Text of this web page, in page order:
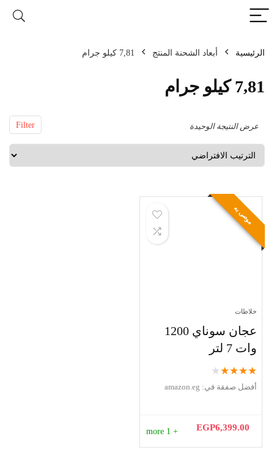
الرئيسية أبعاد الشحنة المنتج 7,81 كيلو جرام
7,81 كيلو جرام
Filter عرض النتيجة الوحيدة
موصى به
خلاطات
عجان سوناي 1200
وات 7 لتر
★
★
★
★
★
أفضل صفقة في: amazon.eg
EGP6,399.00
+ 1 more